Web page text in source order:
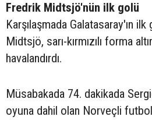
Fredrik Midtsjö'nün ilk golü
Karşılaşmada Galatasaray'ın
Midtsjö, sarı-kırmızılı forma
havalandırdı.
Müsabakada 74. dakikada
oyuna dahil olan Norveçli